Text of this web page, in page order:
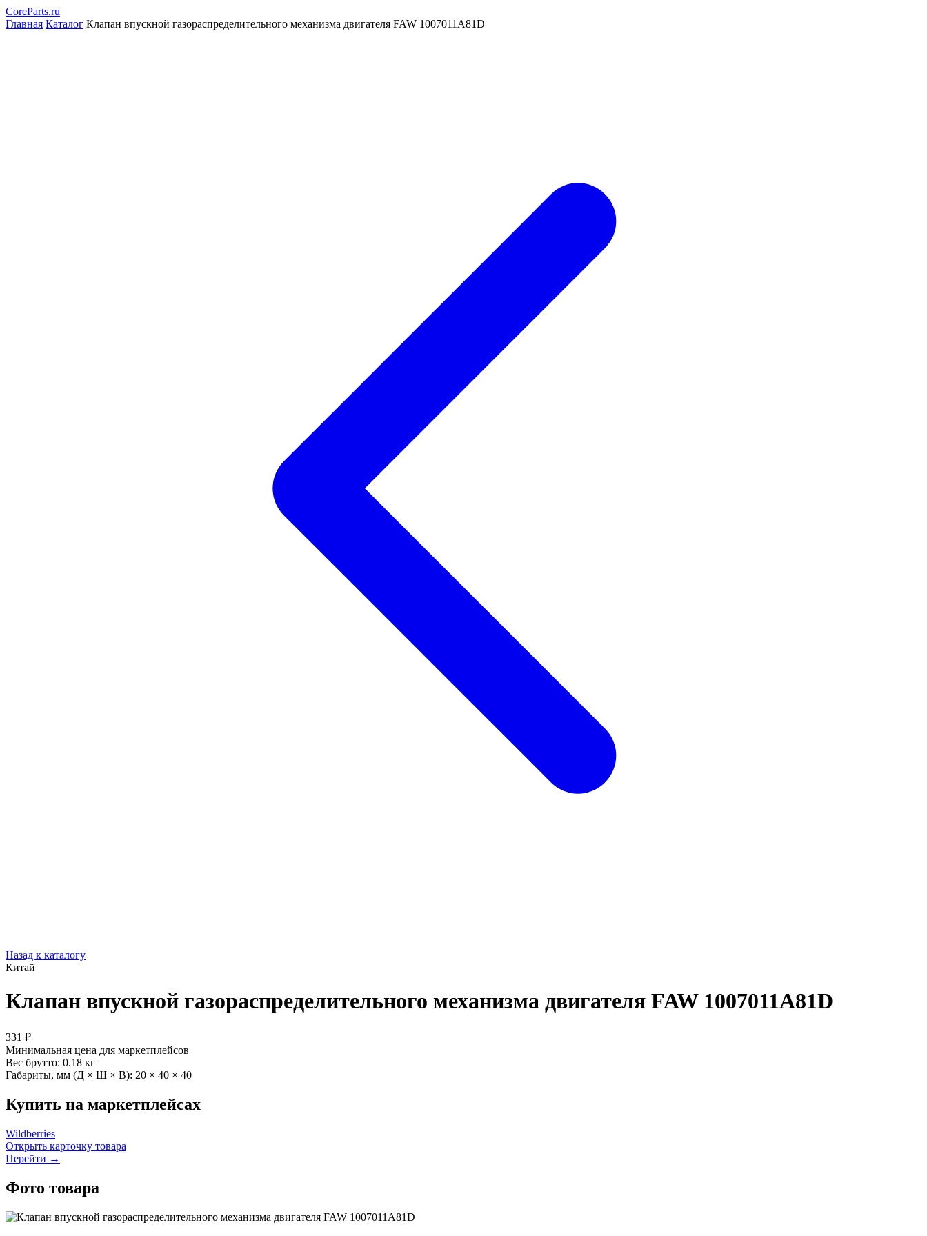
CoreParts.ru
Главная Каталог Клапан впускной газораспределительного механизма двигателя FAW 1007011A81D
Назад к каталогу
Китай
Клапан впускной газораспределительного механизма двигателя FAW 1007011A81D
331 ₽
Минимальная цена для маркетплейсов
Вес брутто: 0.18 кг
Габариты, мм (Д × Ш × В): 20 × 40 × 40
Купить на маркетплейсах
Wildberries
Открыть карточку товара
Перейти →
Фото товара